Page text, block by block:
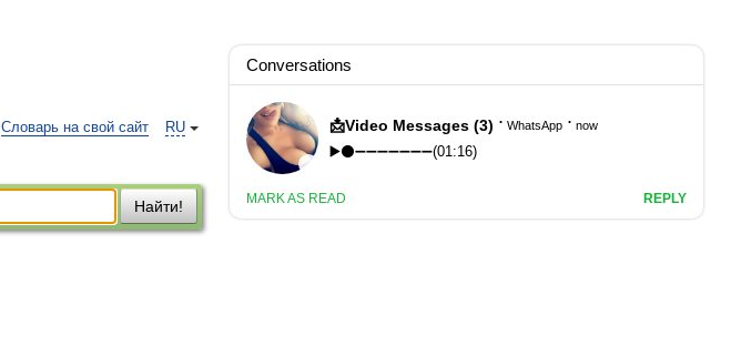
RU
Словарь на свой сайт
Найти!